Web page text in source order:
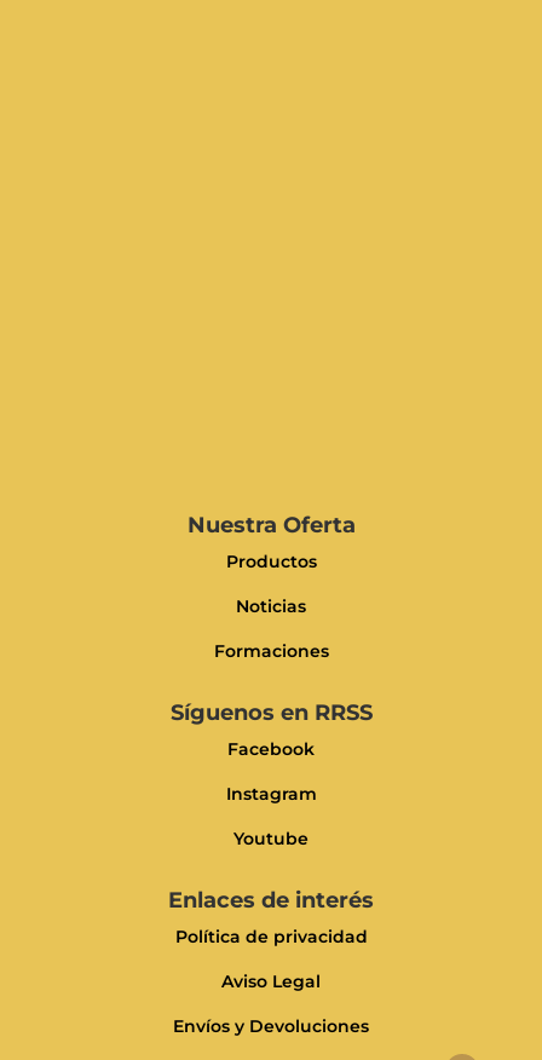
Nuestra Oferta
Productos
Noticias
Formaciones
Síguenos en RRSS
Facebook
Instagram
Youtube
Enlaces de interés
Política de privacidad
Aviso Legal
Envíos y Devoluciones